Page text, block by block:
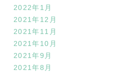
2022年1月
2021年12月
2021年11月
2021年10月
2021年9月
2021年8月